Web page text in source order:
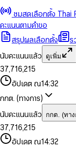
ชมสดเลือกตั้ง Thai
คะแนนตามคำขอ
สรุปผลเลือกตั้ง
ร
นับคะแนนแล้ว
ดูเพิ่ม
0
1
2
3
4
5
6
8
9
0
1
2
3
4
5
6
7
8
9
,
0
1
2
4
6
7
8
9
0
1
2
3
4
5
6
7
8
9
0
1
3
5
6
7
8
9
,
1
2
4
5
7
8
9
0
1
3
4
6
7
8
9
0
2
3
4
5
7
8
อัปเดต ณ14:32
กกต. (ทางการ)
นับคะแนนแล้ว
กกต. (ทาง
0
1
2
3
4
5
0
1
2
4
5
6
7
8
9
,
0
1
2
4
6
7
8
9
0
1
2
3
0
1
3
5
6
7
8
,
1
2
4
0
1
3
0
2
3
4
5
7
อัปเดต ณ14:32